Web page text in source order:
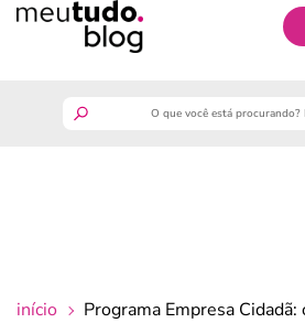
início Programa Empresa Cidadã: